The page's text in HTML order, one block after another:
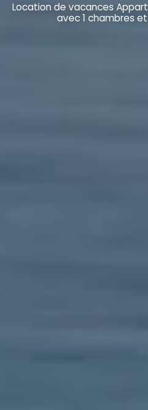
Location de vacances
avec 1 chambres